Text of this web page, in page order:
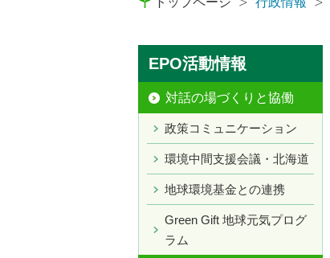
EPO活動情報
対話の場づくりと協働
政策コミュニケーション
環境中間支援会議・北海道
地球環境基金との連携
Green Gift 地球元気プログ
ラム